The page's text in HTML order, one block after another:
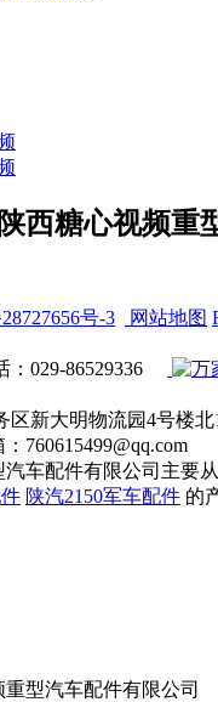
：陕西糖心视频
号-3 网站地图
：029-86529336
区新大明物流园4号楼北1-
：760615499@qq.com
汽车配件有限公司主要
陕汽2150军车配件 的
型汽车配件有限公司